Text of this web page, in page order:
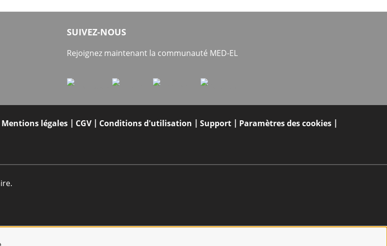
SUIVEZ-NOUS
Rejoignez maintenant la communauté MED-EL
Mentions légales CGV Conditions d'utilisation Support Paramètres des cookies